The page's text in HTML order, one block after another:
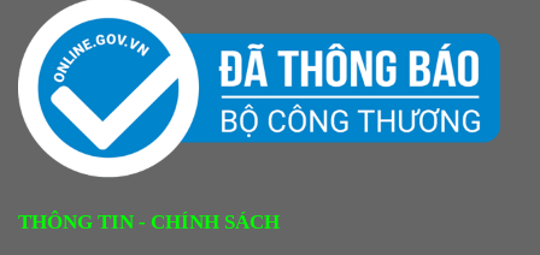
THÔNG TIN - CHÍNH SÁCH